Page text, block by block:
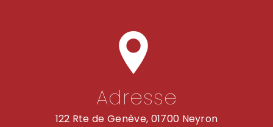
Adresse
122 Rte de Genève, 01700 Neyron